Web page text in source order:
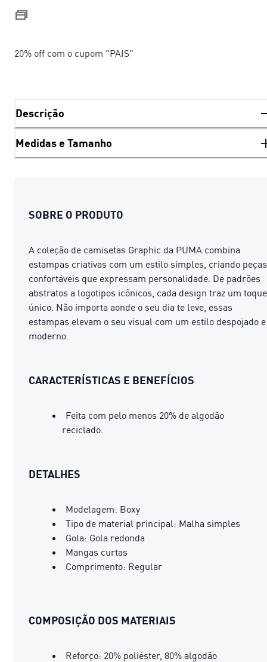
20% off com o cupom "PAIS"
Descrição
Medidas e Tamanho
SOBRE O PRODUTO
A coleção de camisetas Graphic da PUMA combina
estampas criativas com um estilo simples, criando peças
confortáveis ​​que expressam personalidade. De padrões
abstratos a logotipos icônicos, cada design traz um toque
único. Não importa aonde o seu dia te leve, essas
estampas elevam o seu visual com um estilo despojado e
moderno.
CARACTERÍSTICAS E BENEFÍCIOS
Feita com pelo menos 20% de algodão
reciclado.
DETALHES
Modelagem: Boxy
Tipo de material principal: Malha simples
Gola: Gola redonda
Mangas curtas
Comprimento: Regular
COMPOSIÇÃO DOS MATERIAIS
Reforço: 20% poliéster, 80% algodão